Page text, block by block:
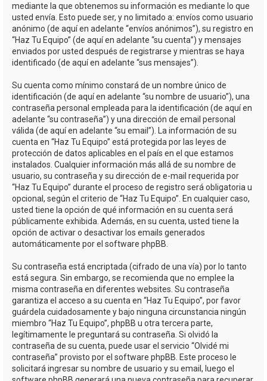
mediante la que obtenemos su información es mediante lo que
usted envía. Esto puede ser, y no limitado a: envíos como usuario
anónimo (de aquí en adelante “envíos anónimos”), su registro en
“Haz Tu Equipo” (de aquí en adelante “su cuenta”) y mensajes
enviados por usted después de registrarse y mientras se haya
identificado (de aquí en adelante “sus mensajes”).
Su cuenta como mínimo constará de un nombre único de
identificación (de aquí en adelante “su nombre de usuario”), una
contraseña personal empleada para la identificación (de aquí en
adelante “su contraseña”) y una dirección de email personal
válida (de aquí en adelante “su email”). La información de su
cuenta en “Haz Tu Equipo” está protegida por las leyes de
protección de datos aplicables en el país en el que estamos
instalados. Cualquier información más allá de su nombre de
usuario, su contraseña y su dirección de e-mail requerida por
“Haz Tu Equipo” durante el proceso de registro será obligatoria u
opcional, según el criterio de “Haz Tu Equipo”. En cualquier caso,
usted tiene la opción de qué información en su cuenta será
públicamente exhibida. Además, en su cuenta, usted tiene la
opción de activar o desactivar los emails generados
automáticamente por el software phpBB.
Su contraseña está encriptada (cifrado de una vía) por lo tanto
está segura. Sin embargo, se recomienda que no emplee la
misma contraseña en diferentes websites. Su contraseña
garantiza el acceso a su cuenta en “Haz Tu Equipo”, por favor
guárdela cuidadosamente y bajo ninguna circunstancia ningún
miembro “Haz Tu Equipo”, phpBB u otra tercera parte,
legítimamente le preguntará su contraseña. Si olvidó la
contraseña de su cuenta, puede usar el servicio “Olvidé mi
contraseña” provisto por el software phpBB. Este proceso le
solicitará ingresar su nombre de usuario y su email, luego el